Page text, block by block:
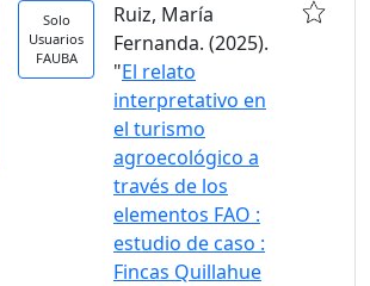
Solo
Usuarios
FAUBA
Ruiz, María
Fernanda. (2025).
"El relato
interpretativo en
el turismo
agroecológico a
través de los
elementos FAO :
estudio de caso :
Fincas Quillahue